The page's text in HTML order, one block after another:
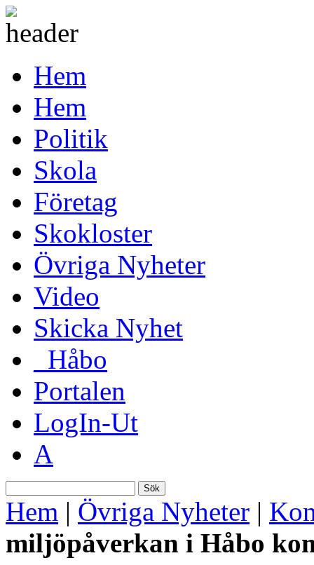
Hem
Hem
Politik
Skola
Företag
Skokloster
Övriga Nyheter
Video
Skicka Nyhet
_Håbo
Portalen
LogIn-Ut
A
Sök
Hem | Övriga Nyheter |
miljöpåverkan i Håbo